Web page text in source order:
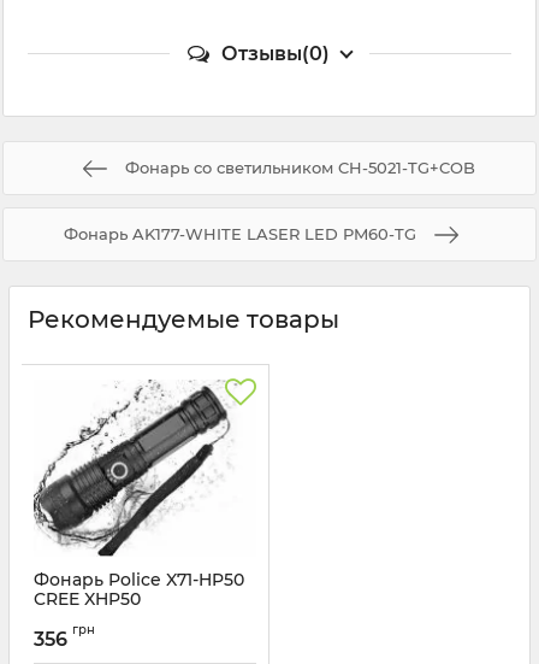
Отзывы(0)
Фонарь со светильником CH-5021-TG+COB
Фонарь AK177-WHITE LASER LED PM60-TG
Рекомендуемые товары
Фонарь Police X71-HP50
CREE XHP50
356 грн